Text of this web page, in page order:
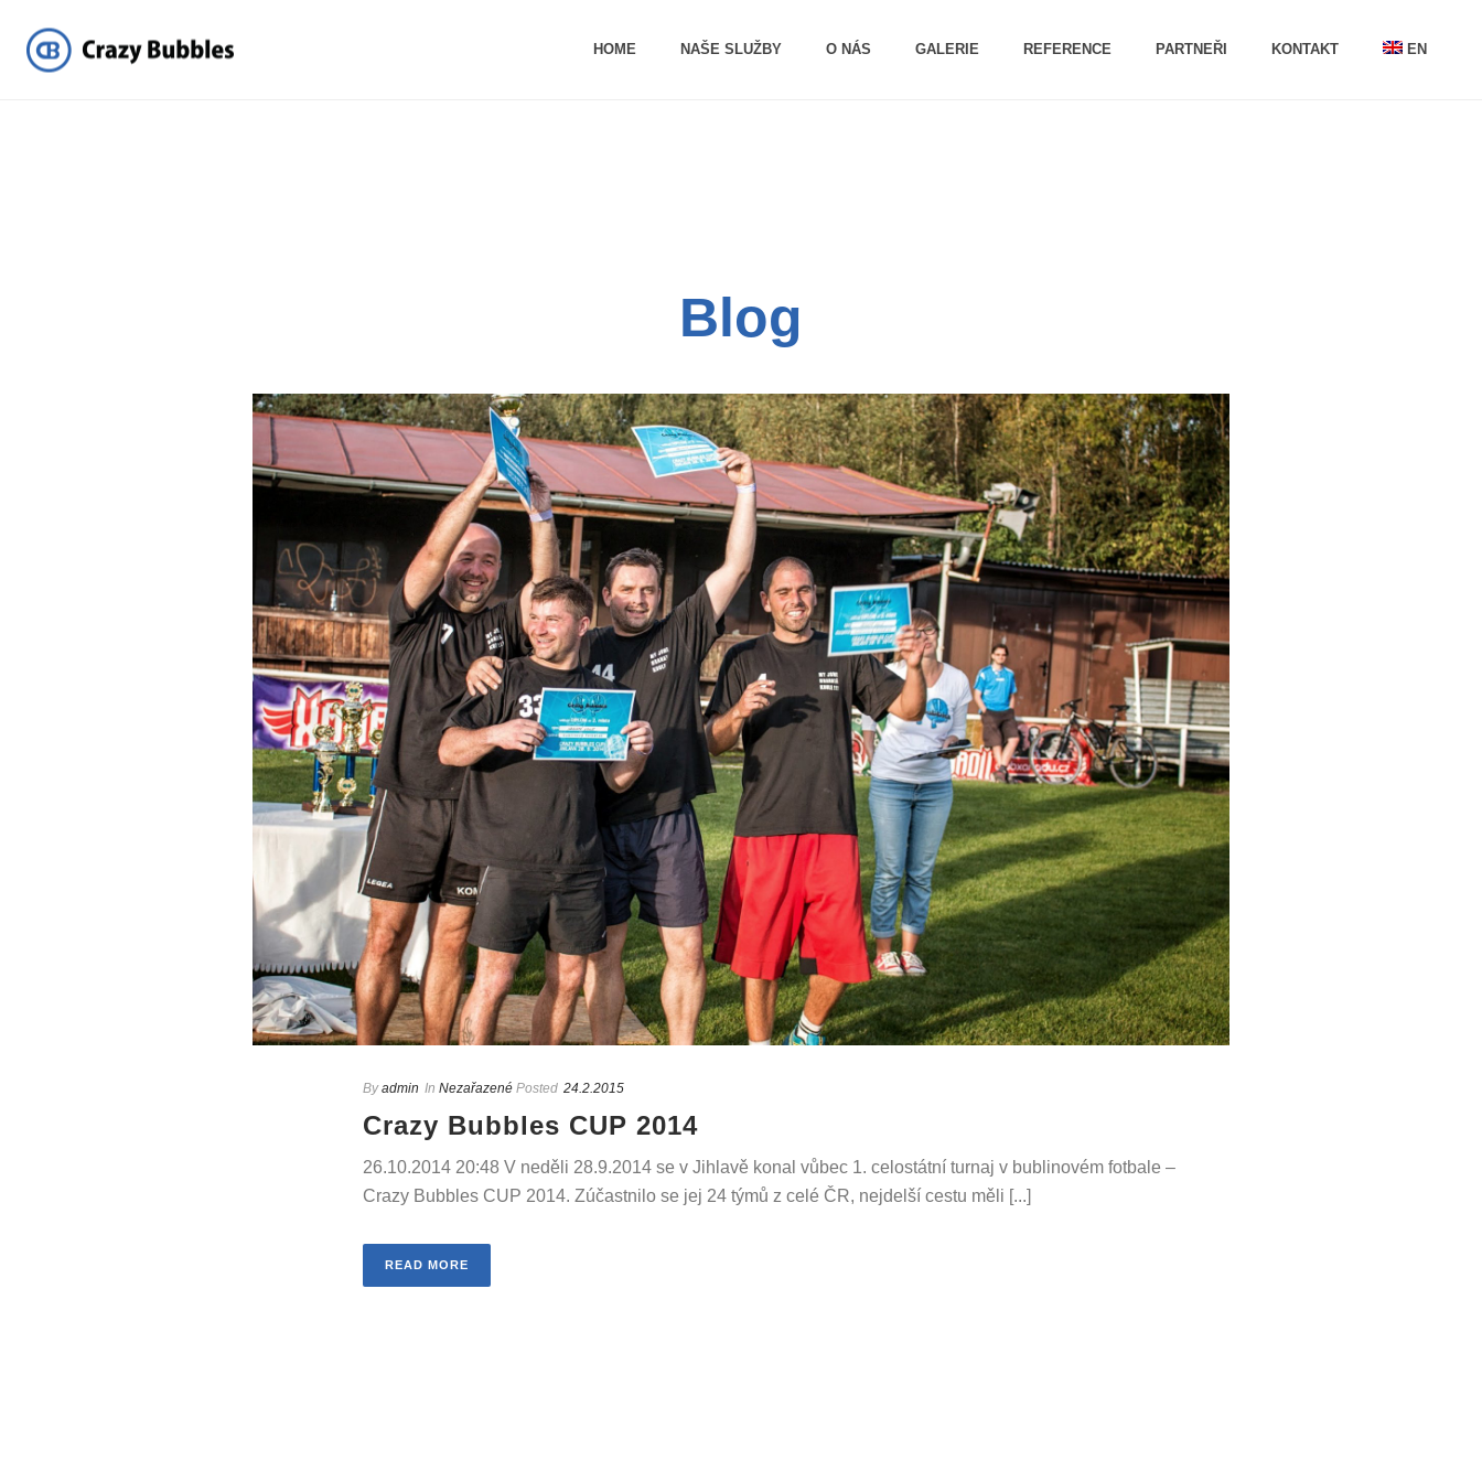
HOME NAŠE SLUŽBY O NÁS GALERIE REFERENCE PARTNEŘI KONTAKT EN
Blog
Byadmin In Nezařazené Posted 24.2.2015
Crazy Bubbles CUP 2014
26.10.2014 20:48 V neděli 28.9.2014 se v Jihlavě konal vůbec 1. celostátní turnaj v bublinovém fotbale –
Crazy Bubbles CUP 2014. Zúčastnilo se jej 24 týmů z celé ČR, nejdelší cestu měli [...]
READ MORE